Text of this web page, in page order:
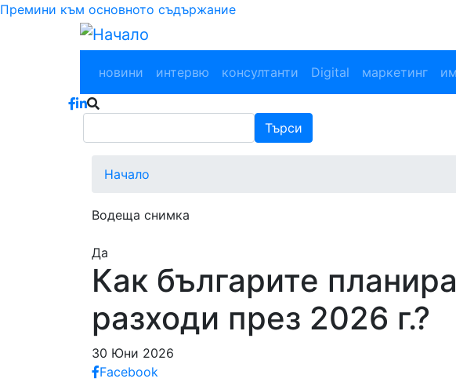
Премини към основното съдържание
Main navigation
новини интервю консултанти Digital маркетинг
Търси
Начало
Водеща снимка
Да
Как българите
разходи през 2026 г.?
30 Юни 2026
Facebook